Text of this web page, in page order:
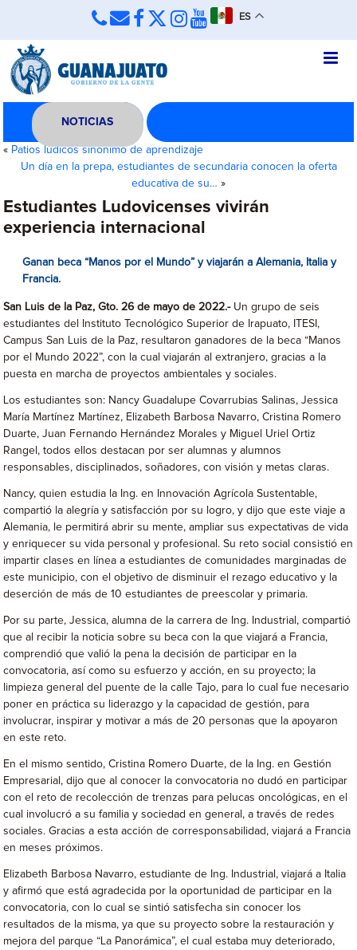
ES
NOTICIAS
« Patios lúdicos sinónimo de aprendizaje
Un día en la prepa, estudiantes de secundaria conocen la oferta
educativa de su… »
Estudiantes Ludovicenses vivirán
experiencia internacional
Ganan beca “Manos por el Mundo” y viajarán a Alemania, Italia y
Francia.
San Luis de la Paz, Gto. 26 de mayo de 2022.- Un grupo de seis
estudiantes del Instituto Tecnológico Superior de Irapuato, ITESI,
Campus San Luis de la Paz, resultaron ganadores de la beca “Manos
por el Mundo 2022”, con la cual viajarán al extranjero, gracias a la
puesta en marcha de proyectos ambientales y sociales.
Los estudiantes son: Nancy Guadalupe Covarrubias Salinas, Jessica
María Martínez Martínez, Elizabeth Barbosa Navarro, Cristina Romero
Duarte, Juan Fernando Hernández Morales y Miguel Uriel Ortiz
Rangel, todos ellos destacan por ser alumnas y alumnos
responsables, disciplinados, soñadores, con visión y metas claras.
Nancy, quien estudia la Ing. en Innovación Agrícola Sustentable,
compartió la alegría y satisfacción por su logro, y dijo que este viaje a
Alemania, le permitirá abrir su mente, ampliar sus expectativas de vida
y enriquecer su vida personal y profesional. Su reto social consistió en
impartir clases en línea a estudiantes de comunidades marginadas de
este municipio, con el objetivo de disminuir el rezago educativo y la
deserción de más de 10 estudiantes de preescolar y primaria.
Por su parte, Jessica, alumna de la carrera de Ing. Industrial, compartió
que al recibir la noticia sobre su beca con la que viajará a Francia,
comprendió que valió la pena la decisión de participar en la
convocatoria, así como su esfuerzo y acción, en su proyecto; la
limpieza general del puente de la calle Tajo, para lo cual fue necesario
poner en práctica su liderazgo y la capacidad de gestión, para
involucrar, inspirar y motivar a más de 20 personas que la apoyaron
en este reto.
En el mismo sentido, Cristina Romero Duarte, de la Ing. en Gestión
Empresarial, dijo que al conocer la convocatoria no dudó en participar
con el reto de recolección de trenzas para pelucas oncológicas, en el
cual involucró a su familia y sociedad en general, a través de redes
sociales. Gracias a esta acción de corresponsabilidad, viajará a Francia
en meses próximos.
Elizabeth Barbosa Navarro, estudiante de Ing. Industrial, viajará a Italia
y afirmó que está agradecida por la oportunidad de participar en la
convocatoria, con lo cual se sintió satisfecha sin conocer los
resultados de la misma, ya que su proyecto sobre la restauración y
mejora del parque “La Panorámica”, el cual estaba muy deteriorado,